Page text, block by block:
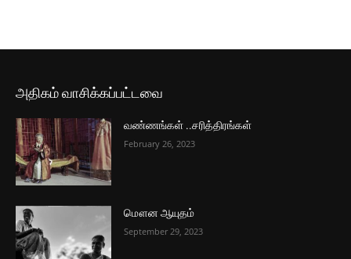
அதிகம் வாசிக்கப்பட்டவை
வண்ணங்கள் ..சரித்திரங்கள்
February 26, 2023
மௌன ஆயுதம்
September 29, 2023